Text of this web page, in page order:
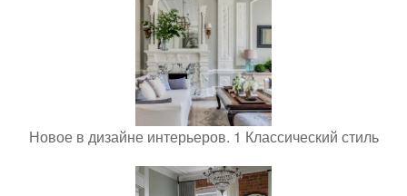
Новое в дизайне интерьеров. 1 Классический стиль